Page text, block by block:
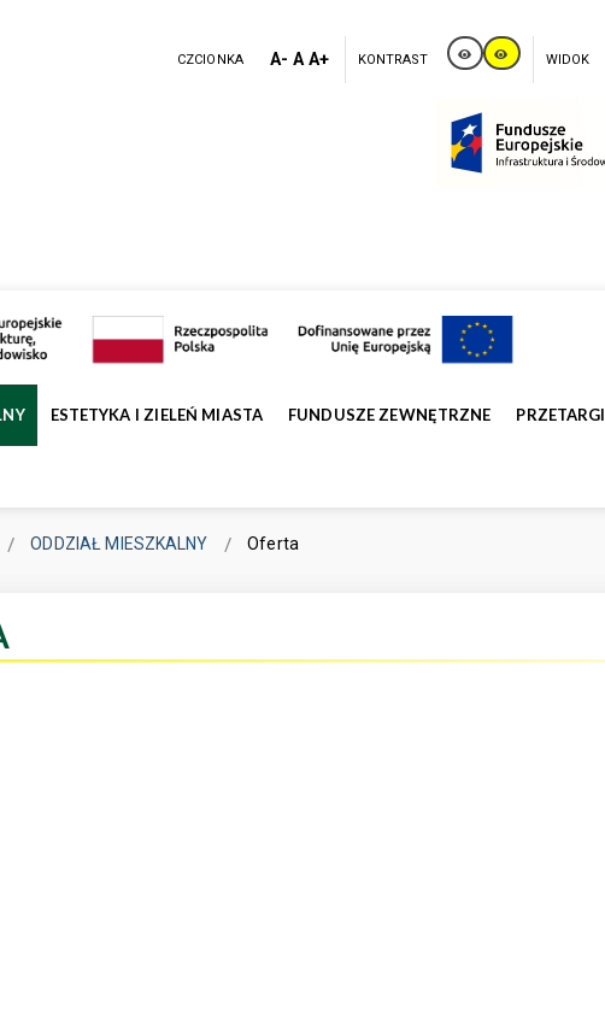
CZCIONKA A- A A+ KONTRAST WIDOK
ESTETYKA I ZIELEŃ MIASTA FUNDUSZE ZEWNĘTRZNE PRZETARGI
ODDZIAŁ MIESZKALNY Oferta